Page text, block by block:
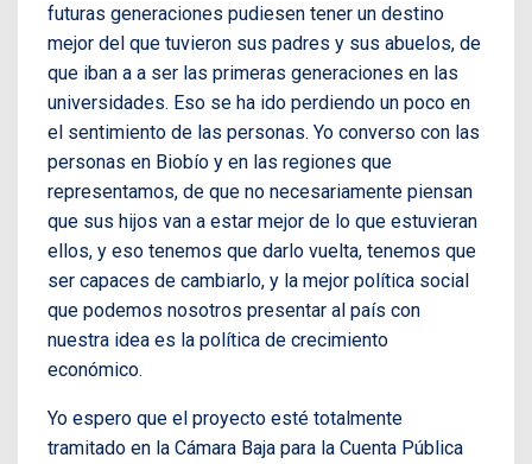
futuras generaciones pudiesen tener un destino
mejor del que tuvieron sus padres y sus abuelos, de
que iban a a ser las primeras generaciones en las
universidades. Eso se ha ido perdiendo un poco en
el sentimiento de las personas. Yo converso con las
personas en Biobío y en las regiones que
representamos, de que no necesariamente piensan
que sus hijos van a estar mejor de lo que estuvieran
ellos, y eso tenemos que darlo vuelta, tenemos que
ser capaces de cambiarlo, y la mejor política social
que podemos nosotros presentar al país con
nuestra idea es la política de crecimiento
económico.
Yo espero que el proyecto esté totalmente
tramitado en la Cámara Baja para la Cuenta Pública